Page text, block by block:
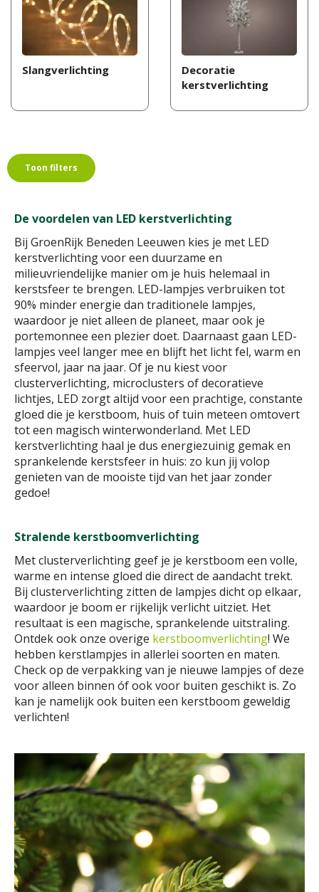
Slangverlichting
Decoratie
kerstverlichting
Toon filters
De voordelen van LED kerstverlichting
Bij GroenRijk Beneden Leeuwen kies je met LED
kerstverlichting voor een duurzame en
milieuvriendelijke manier om je huis helemaal in
kerstsfeer te brengen. LED-lampjes verbruiken tot
90% minder energie dan traditionele lampjes,
waardoor je niet alleen de planeet, maar ook je
portemonnee een plezier doet. Daarnaast gaan LED-
lampjes veel langer mee en blijft het licht fel, warm en
sfeervol, jaar na jaar. Of je nu kiest voor
clusterverlichting, microclusters of decoratieve
lichtjes, LED zorgt altijd voor een prachtige, constante
gloed die je kerstboom, huis of tuin meteen omtovert
tot een magisch winterwonderland. Met LED
kerstverlichting haal je dus energiezuinig gemak en
sprankelende kerstsfeer in huis: zo kun jij volop
genieten van de mooiste tijd van het jaar zonder
gedoe!
Stralende kerstboomverlichting
Met clusterverlichting geef je je kerstboom een volle,
warme en intense gloed die direct de aandacht trekt.
Bij clusterverlichting zitten de lampjes dicht op elkaar,
waardoor je boom er rijkelijk verlicht uitziet. Het
resultaat is een magische, sprankelende uitstraling.
Ontdek ook onze overige kerstboomverlichting! We
hebben kerstlampjes in allerlei soorten en maten.
Check op de verpakking van je nieuwe lampjes of deze
voor alleen binnen óf ook voor buiten geschikt is. Zo
kan je namelijk ook buiten een kerstboom geweldig
verlichten!